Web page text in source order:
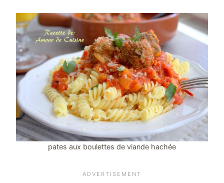
pates aux boulettes de viande hachée